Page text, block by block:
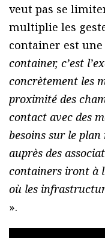
veut pas se
multiplie les
container est
container, c’est
concrètement les
proximité des
contact avec des
besoins sur le
auprès des
containers iront à
où les
».